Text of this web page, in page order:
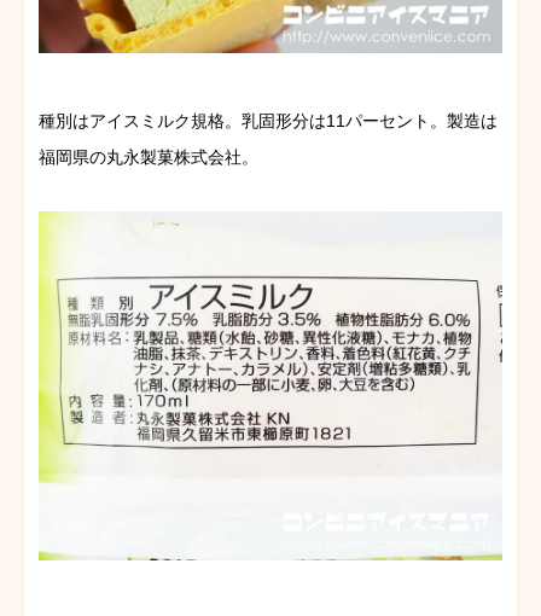
種別はアイスミルク規格。乳固形分は11パーセント。製造は
福岡県の丸永製菓株式会社。